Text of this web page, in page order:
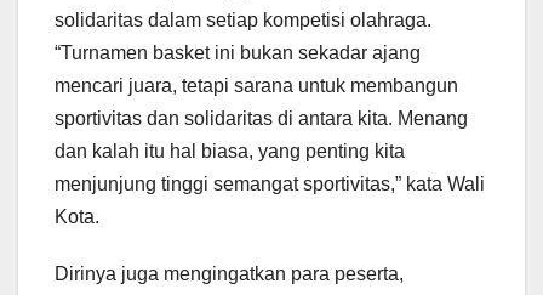
solidaritas dalam setiap kompetisi olahraga.
“Turnamen basket ini bukan sekadar ajang
mencari juara, tetapi sarana untuk membangun
sportivitas dan solidaritas di antara kita. Menang
dan kalah itu hal biasa, yang penting kita
menjunjung tinggi semangat sportivitas,” kata Wali
Kota.
Dirinya juga mengingatkan para peserta,